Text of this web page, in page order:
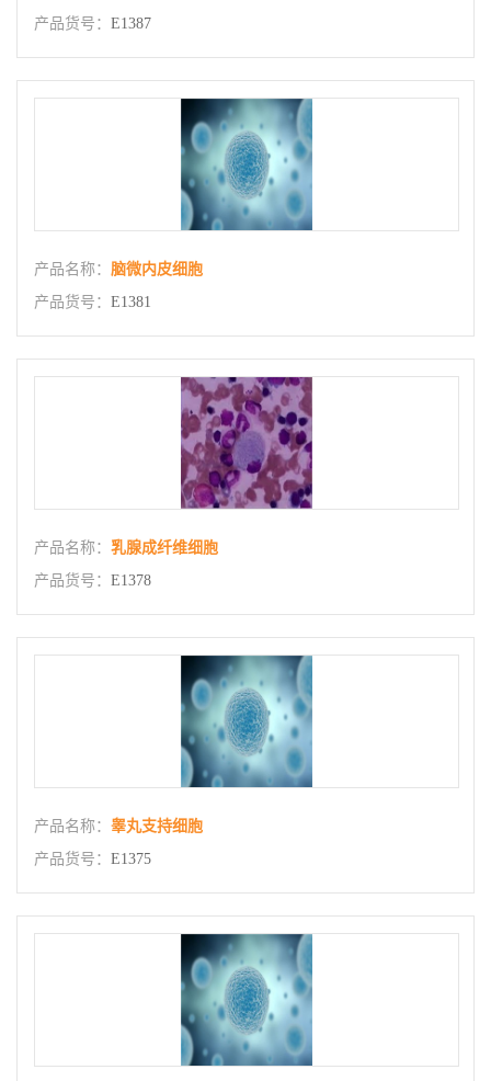
产品货号： E1387
产品名称： 脑微内皮细胞
产品货号： E1381
产品名称： 乳腺成纤维细胞
产品货号： E1378
产品名称： 睾丸支持细胞
产品货号： E1375